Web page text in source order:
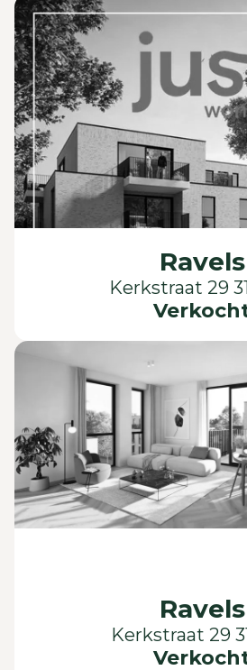
Ravels
Kerkstraat 29
Ravels
Kerkstraat 29